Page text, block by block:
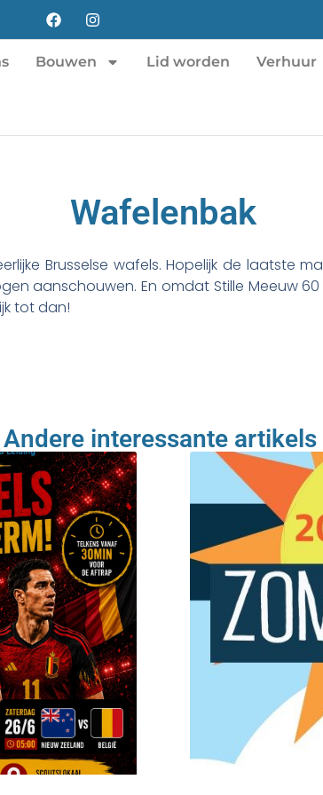
Bouwen Lid worden Verhuur
Wafelenbak
Brusselse wafels. Hopelijk de laatste
aanschouwen. En omdat Stille Meeuw
tot dan!
Andere interessante artikels ​